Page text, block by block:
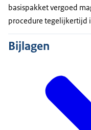
Als er al een
vergelijken we
onzekerheid is
adviseren dan
Soms is het
hiervan kan
andere
basispakket vergoed
procedure tegelijkertijd
Bijlagen